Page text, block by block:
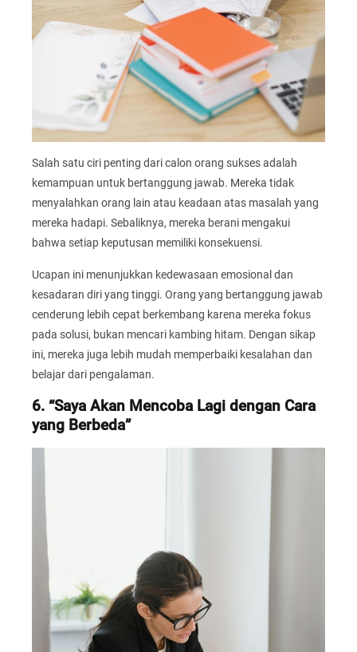
Salah satu ciri penting dari calon orang sukses adalah
kemampuan untuk bertanggung jawab. Mereka tidak
menyalahkan orang lain atau keadaan atas masalah yang
mereka hadapi. Sebaliknya, mereka berani mengakui
bahwa setiap keputusan memiliki konsekuensi.
Ucapan ini menunjukkan kedewasaan emosional dan
kesadaran diri yang tinggi. Orang yang bertanggung jawab
cenderung lebih cepat berkembang karena mereka fokus
pada solusi, bukan mencari kambing hitam. Dengan sikap
ini, mereka juga lebih mudah memperbaiki kesalahan dan
belajar dari pengalaman.
6. “Saya Akan Mencoba Lagi dengan Cara
yang Berbeda”